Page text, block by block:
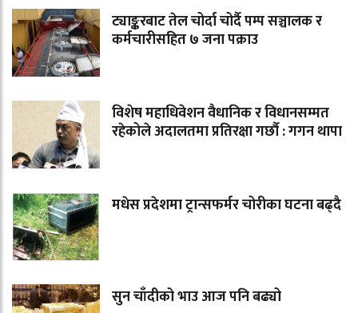
ट्याङ्करबाट तेल चोर्दा चोर्दै पम्प सञ्चालक र
कर्मचारीसहित ७ जना पक्राउ
विशेष महाधिवेशन वैधानिक र विधानसम्मत
रहेकोले अदालतमा प्रतिरक्षा गर्छौ : गगन थापा
मधेस प्रदेशमा ट्रान्सफर्मर चोरीका घटना बढ्दै
सुन चाँदीको भाउ आज पनि बढ्यो